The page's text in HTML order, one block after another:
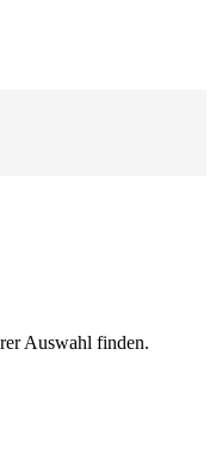
Auswahl finden.